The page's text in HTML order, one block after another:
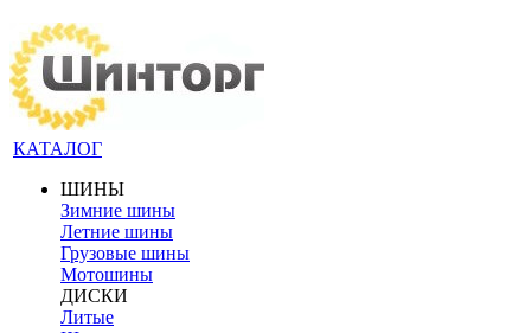
КАТАЛОГ
ШИНЫ
Зимние шины
Летние шины
Грузовые шины
Мотошины
ДИСКИ
Литые